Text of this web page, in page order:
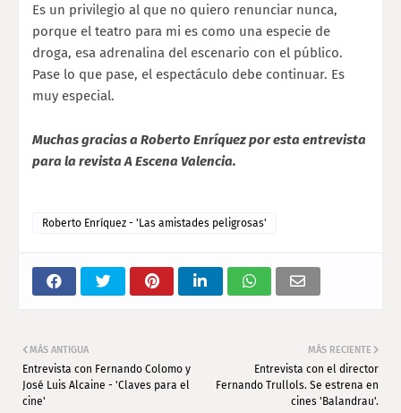
Es un privilegio al que no quiero renunciar nunca,
porque el teatro para mi es como una especie de
droga, esa adrenalina del escenario con el público.
Pase lo que pase, el espectáculo debe continuar. Es
muy especial.
Muchas gracias a Roberto Enríquez por esta entrevista
para la revista A Escena Valencia.
Roberto Enríquez - 'Las amistades peligrosas'
MÁS RECIENTE
Entrevista con el director
Fernando Trullols. Se estrena en
cines 'Balandrau'.
MÁS ANTIGUA
Entrevista con Fernando Colomo y
José Luis Alcaine - 'Claves para el
cine'